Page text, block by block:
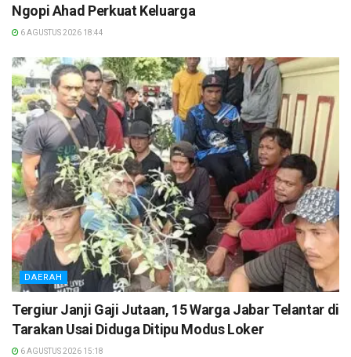
Ngopi Ahad Perkuat Keluarga
6 AGUSTUS 2026 18:44
DAERAH
Tergiur Janji Gaji Jutaan, 15 Warga Jabar Telantar di
Tarakan Usai Diduga Ditipu Modus Loker
6 AGUSTUS 2026 15:18